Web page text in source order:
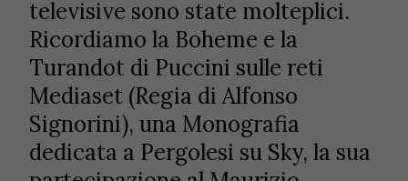
televisive sono state molteplici.
Ricordiamo la Boheme e la
Turandot di Puccini sulle reti
Mediaset (Regia di Alfonso
Signorini), una Monografia
dedicata a Pergolesi su Sky, la sua